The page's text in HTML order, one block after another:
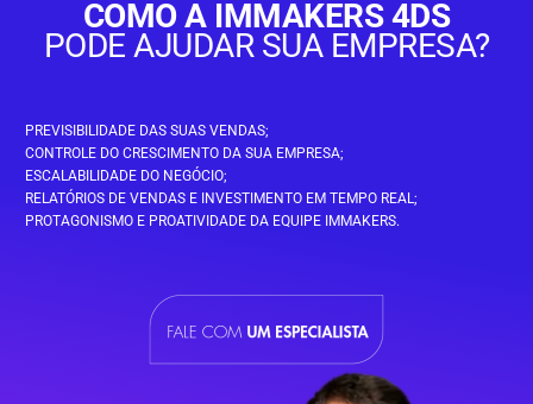
COMO A IMMAKERS 4DS
PODE AJUDAR SUA EMPRESA?
PREVISIBILIDADE DAS SUAS VENDAS;
CONTROLE DO CRESCIMENTO DA SUA EMPRESA;
ESCALABILIDADE DO NEGÓCIO;
RELATÓRIOS DE VENDAS E INVESTIMENTO EM TEMPO REAL;
PROTAGONISMO E PROATIVIDADE DA EQUIPE IMMAKERS.